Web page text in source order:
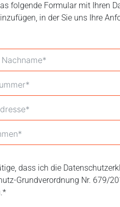
folgende Formular mit Ihren
in der Sie uns Ihre
dass ich die
Grundverordnung Nr. 679/